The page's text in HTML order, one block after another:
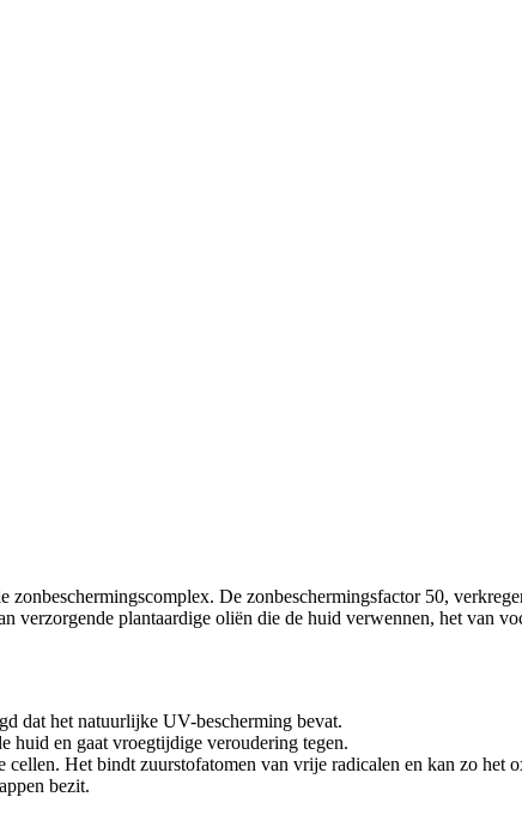
De zonbeschermingsfactor 50,
plantaardige oliën die de huid verwennen, het van
dat het natuurlijke UV-bescherming bevat.
huid en gaat vroegtijdige veroudering tegen.
cellen. Het bindt zuurstofatomen van vrije radicalen en kan zo het
bezit.